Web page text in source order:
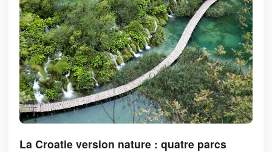
La Croatie version nature : quatre parcs